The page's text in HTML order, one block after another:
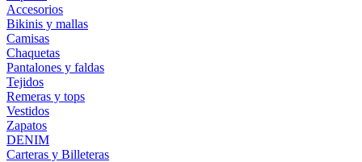
Accesorios
Bikinis y mallas
Camisas
Chaquetas
Pantalones y faldas
Tejidos
Remeras y tops
Vestidos
Zapatos
DENIM
Carteras y Billeteras